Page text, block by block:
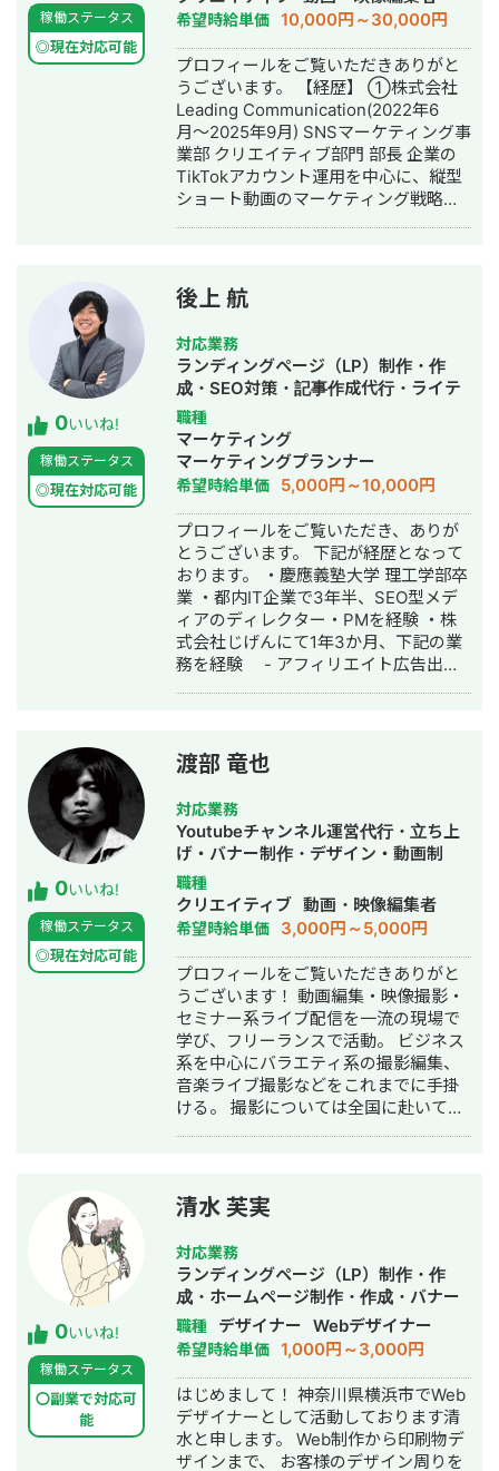
稼働ステータス
◎現在対応可能
希望時給単価 10,000円～30,000円
プロフィールをご覧いただきありがと
うございます。 【経歴】 ①株式会社
Leading Communication(2022年6
月〜2025年9月) SNSマーケティング事
業部 クリエイティブ部門 部長 企業の
TikTokアカウント運用を中心に、縦型
ショート動画のマーケティング戦略を
分析まで一気通貫でディレクションを
行い、クライアントのブランディング
と課題解決に貢献致しました。 ②株式
会社Viibar(2018年〜2022年) 動画ディ
レクター 新卒入社後、テレビ局や大手
WEBメディアをクライアントに、
YouTube・Twitter等のSNS動画制作に
従事。ディレクターとして企画から撮
影、編集まで一貫した制作プロセスを
経験し、SNS動画のノウハウを蓄積し
ました。
0いいね!
稼働ステータス
◎現在対応可能
後上 航
対応業務
ランディングページ（LP）制作・作
成・SEO対策・記事作成代行・ライテ
ィング・ホームページ制作・作成・バ
ナー制作・デザイン・リスティング広
告運用代行・オウンドメディア制作・
構築・運用代行
職種
マーケティング
マーケティングプランナー
希望時給単価 5,000円～10,000円
プロフィールをご覧いただき、ありが
とうございます。 下記が経歴となって
おります。 ・慶應義塾大学 理工学部卒
業 ・都内IT企業で3年半、SEO型メデ
ィアのディレクター・PMを経験 ・株
式会社じげんにて1年3か月、下記の業
務を経験 - アフィリエイト広告出稿
推進を経験 - 市場調査・業界選定・
営業リスト作成（toB営業） -
Google Spreadsheetを用いた業務効
率化 ・4年ほど自身の法人でWebマー
ケティングに関する下記業務を経験
- Web広告（Meta、Googleリスティ
ング）運用 - LP制作・LPO - コン
テンツSEOのディレクター・PM業務
- マーケティング施策の統括・PM業
務 "事実"と"数字"を精緻に把握し、堅
く利益が上がるWeb施策をご提案いた
します。 ご相談の際は下記のLINEまで
ご連絡ください。
http://works.do/53RFbvO
0いいね!
稼働ステータス
◎現在対応可能
渡部 竜也
対応業務
Youtubeチャンネル運営代行・立ち上
げ・バナー制作・デザイン・動画制
作・動画編集
職種
クリエイティブ 動画・映像編集者
希望時給単価 3,000円～5,000円
プロフィールをご覧いただきありがと
うございます！ 動画編集・映像撮影・
セミナー系ライブ配信を一流の現場で
学び、フリーランスで活動。 ビジネス
系を中心にバラエティ系の撮影編集、
音楽ライブ撮影などをこれまでに手掛
ける。 撮影については全国に赴いて対
キャリアコーチング会社 個別指導塾
M&A事業会社 建築物件系 製薬会社
0いいね!
稼働ステータス
〇副業で対応可
能
清水 芙実
対応業務
ランディングページ（LP）制作・作
成・ホームページ制作・作成・バナー
制作・デザイン・ロゴデザイン・作成
職種 デザイナー Webデザイナー
希望時給単価 1,000円～3,000円
はじめまして！ 神奈川県横浜市でWeb
デザイナーとして活動しております清
水と申します。 Web制作から印刷物デ
ザインまで、 お客様のデザイン周りを